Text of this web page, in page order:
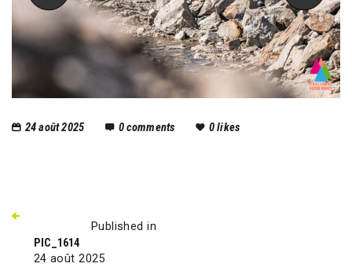
24 août 2025 0comments 0likes
Published in
PIC_1614
24 août 2025